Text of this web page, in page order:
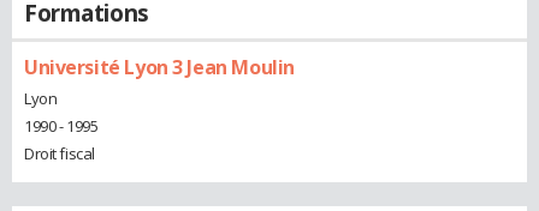
Formations
Université Lyon 3 Jean Moulin
Lyon
1990 - 1995
Droit fiscal